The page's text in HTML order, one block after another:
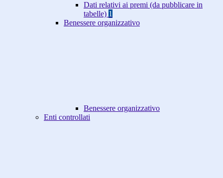
Dati relativi ai premi (da pubblicare in
tabelle) 1
Benessere organizzativo
Benessere organizzativo
Enti controllati